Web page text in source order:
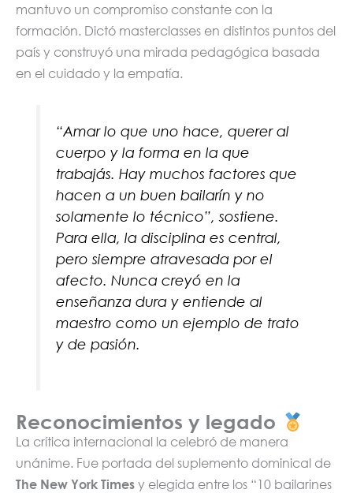
mantuvo un compromiso constante con la
formación. Dictó masterclasses en distintos puntos del
país y construyó una mirada pedagógica basada
en el cuidado y la empatía.
“Amar lo que uno hace, querer al
cuerpo y la forma en la que
trabajás. Hay muchos factores que
hacen a un buen bailarín y no
solamente lo técnico”, sostiene.
Para ella, la disciplina es central,
pero siempre atravesada por el
afecto. Nunca creyó en la
enseñanza dura y entiende al
maestro como un ejemplo de trato
y de pasión.
Reconocimientos y legado
La crítica internacional la celebró de manera
unánime. Fue portada del suplemento dominical de
The New York Times y elegida entre los “10 bailarines